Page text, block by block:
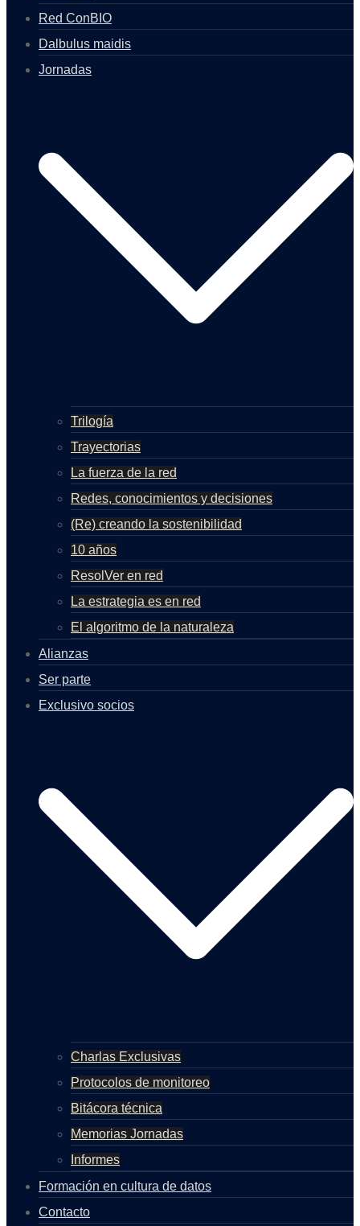
Red ConBIO
Dalbulus maidis
Jornadas
Trilogía
Trayectorias
La fuerza de la red
Redes, conocimientos y decisiones
(Re) creando la sostenibilidad
10 años
ResolVer en red
La estrategia es en red
El algoritmo de la naturaleza
Alianzas
Ser parte
Exclusivo socios
Charlas Exclusivas
Protocolos de monitoreo
Bitácora técnica
Memorias Jornadas
Informes
Formación en cultura de datos
Contacto